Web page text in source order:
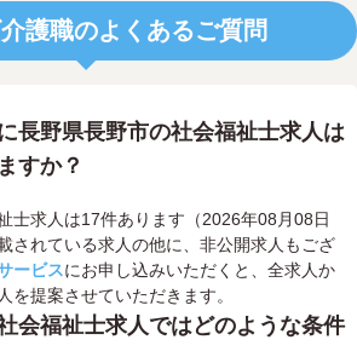
護職のよくあるご質問
長野県長野市の社会福祉士求人は
すか？
士求人は17件あります（2026年08月08日
されている求人の他に、非公開求人もござ
ービスにお申し込みいただくと、全求人か
を提案させていただきます。
会福祉士求人ではどのような条件